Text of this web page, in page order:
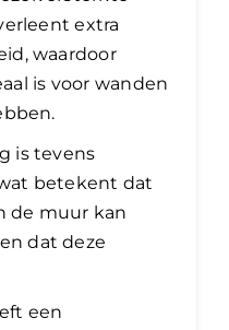
extra
waardoor
is voor wanden
is tevens
betekent dat
de muur kan
dat deze
een